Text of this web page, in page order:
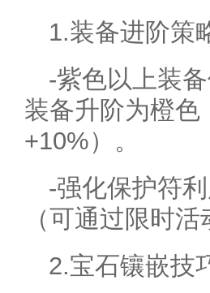
1.装备进阶策
-紫色以上装
装备升阶为橙
+10%）。
-强化保护符
（可通过限时
2.宝石镶嵌技